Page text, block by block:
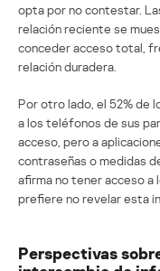
opta por no contestar.
relación reciente se
conceder acceso total,
relación duradera.
Por otro lado, el 52% de
a los teléfonos de sus
acceso, pero a
contraseñas o medidas
afirma no tener acceso a
prefiere no revelar esta
Perspectivas